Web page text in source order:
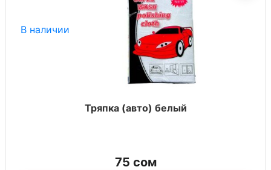
В наличии
Тряпка (авто) белый
75 сом